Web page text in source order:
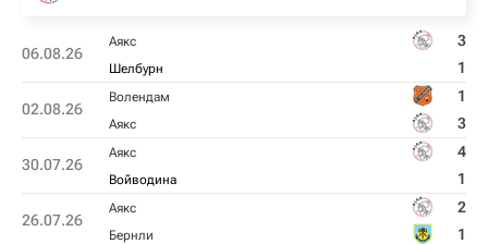
06.08.26
Аякс 3
Шелбурн 1
02.08.26
Волендам 1
Аякс 3
30.07.26
Аякс 4
Войводина 1
26.07.26
Аякс 2
Бернли 1